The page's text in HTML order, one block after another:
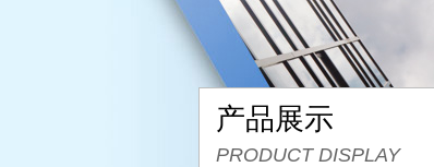
产品展示
PRODUCT DISPLAY